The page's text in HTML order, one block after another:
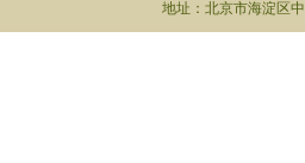
地址：北京市海淀区